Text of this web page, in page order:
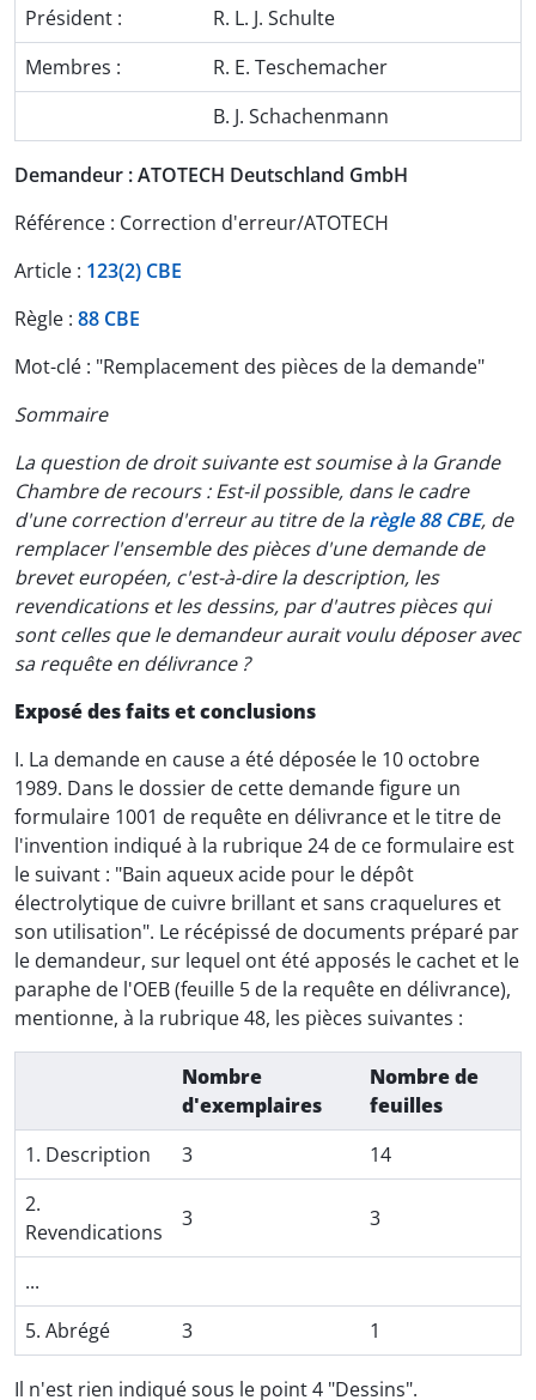
Président :
R. L. J. Schulte
Membres :
R. E. Teschemacher
B. J. Schachenmann
Demandeur : ATOTECH Deutschland GmbH
Référence : Correction d'erreur/ATOTECH
Article : 123(2) CBE
Règle : 88 CBE
Mot-clé : "Remplacement des pièces de la demande"
Sommaire
La question de droit suivante est soumise à la Grande
Chambre de recours : Est-il possible, dans le cadre
d'une correction d'erreur au titre de larègle 88 CBE, de
remplacer l'ensemble des pièces d'une demande de
brevet européen, c'est-à-dire la description, les
revendications et les dessins, par d'autres pièces qui
sont celles que le demandeur aurait voulu déposer avec
sa requête en délivrance ?
Exposé des faits et conclusions
I. La demande en cause a été déposée le 10 octobre
1989. Dans le dossier de cette demande figure un
formulaire 1001 de requête en délivrance et le titre de
l'invention indiqué à la rubrique 24 de ce formulaire est
le suivant : "Bain aqueux acide pour le dépôt
électrolytique de cuivre brillant et sans craquelures et
son utilisation". Le récépissé de documents préparé par
le demandeur, sur lequel ont été apposés le cachet et le
paraphe de l'OEB (feuille 5 de la requête en délivrance),
mentionne, à la rubrique 48, les pièces suivantes :
Nombre
d'exemplaires
Nombre de
feuilles
1. Description
3
14
2.
Revendications
3 3
...
5. Abrégé
3 1
Il n'est rien indiqué sous le point 4 "Dessins".